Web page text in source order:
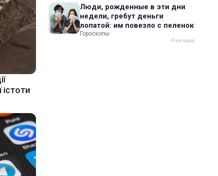
Люди, рожденные в эти дни
недели, гребут деньги
лопатой: им повезло с пеленок
Гороскопы